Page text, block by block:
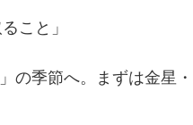
こと」
の季節へ。まずは金星